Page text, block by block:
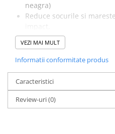
neagra)
Reduce socurile si
Pastreaza culorile originale.
Protejeaza ecranul
Nu prezinta probleme de
Pachetul contine o folie
cu Alcool izopropilic si un
pentru curatarea ecranului.
Special creata pentru
VEZI MAI MULT
Informatii conformitate produs
Caracteristici
Review-uri(0)